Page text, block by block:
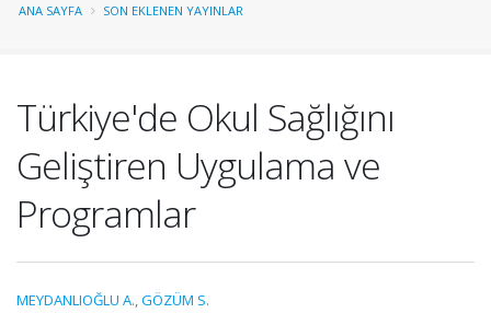
ANA SAYFA SON EKLENEN YAYINLAR
Türkiye'de Okul Sağlığını
Geliştiren Uygulama ve
Programlar
MEYDANLIOĞLU A.,GÖZÜM S.